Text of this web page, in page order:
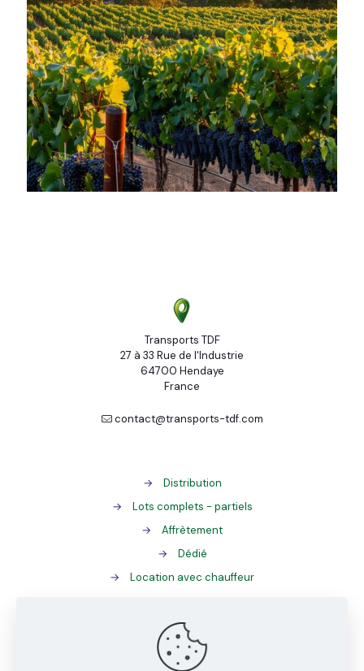
Transports TDF
27 à 33 Rue de l'Industrie
64700 Hendaye
France
contact@transports-tdf.com
→
Distribution
→
Lots complets - partiels
→
Affrètement
→
Dédié
→
Location avec chauffeur
Gestion des palettes
→
ADR